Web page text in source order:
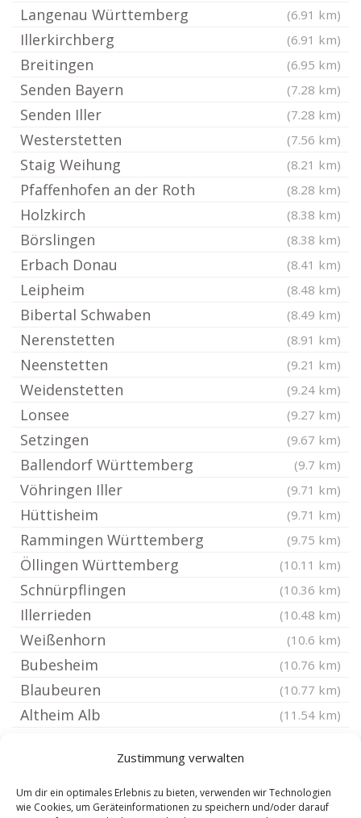
Zustimmung verwalten
Um dir ein optimales Erlebnis zu bieten, verwenden wir Technologien
wie Cookies, um Geräteinformationen zu speichern und/oder darauf
Langenau Württemberg (6.91 km)
Illerkirchberg (6.91 km)
Breitingen (6.95 km)
Senden Bayern (7.28 km)
Senden Iller (7.28 km)
Westerstetten (7.56 km)
Staig Weihung (8.21 km)
Pfaffenhofen an der Roth (8.28 km)
Holzkirch (8.38 km)
Börslingen (8.38 km)
Erbach Donau (8.41 km)
Leipheim (8.48 km)
Bibertal Schwaben (8.49 km)
Nerenstetten (8.91 km)
Neenstetten (9.21 km)
Weidenstetten (9.24 km)
Lonsee (9.27 km)
Setzingen (9.67 km)
Ballendorf Württemberg (9.7 km)
Vöhringen Iller (9.71 km)
Hüttisheim (9.71 km)
Rammingen Württemberg (9.75 km)
Öllingen Württemberg (10.11 km)
Schnürpflingen (10.36 km)
Illerrieden (10.48 km)
Weißenhorn (10.6 km)
Bubesheim (10.76 km)
Blaubeuren (10.77 km)
Altheim Alb (11.54 km)
Oberdischingen
Achstetten (11.67 km)
(11.69 km)